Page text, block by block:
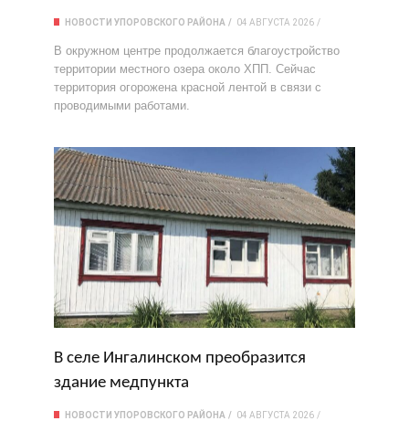
НОВОСТИ УПОРОВСКОГО РАЙОНА 04 АВГУСТА 2026
В окружном центре продолжается благоустройство
территории местного озера около ХПП. Сейчас
территория огорожена красной лентой в связи с
проводимыми работами.
В селе Ингалинском преобразится
здание медпункта
НОВОСТИ УПОРОВСКОГО РАЙОНА 04 АВГУСТА 2026